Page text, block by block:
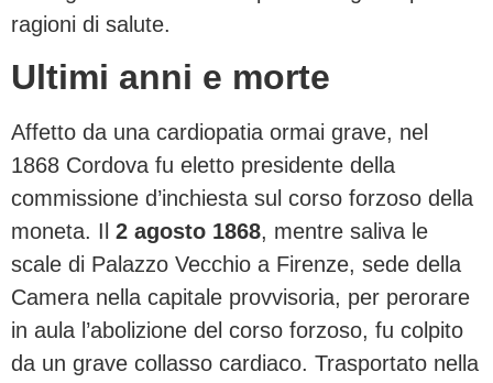
ragioni di salute.
Ultimi anni e morte
Affetto da una cardiopatia ormai grave, nel
1868 Cordova fu eletto presidente della
commissione d’inchiesta sul corso forzoso della
moneta. Il 2 agosto 1868, mentre saliva le
scale di Palazzo Vecchio a Firenze, sede della
Camera nella capitale provvisoria, per perorare
in aula l’abolizione del corso forzoso, fu colpito
da un grave collasso cardiaco. Trasportato nella